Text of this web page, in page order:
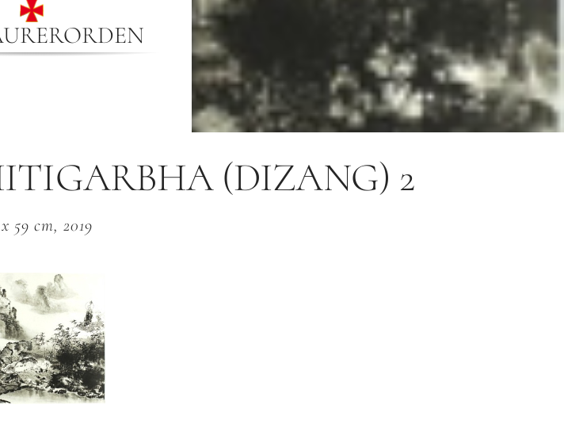
(DIZANG) 2
59 cm, 2019